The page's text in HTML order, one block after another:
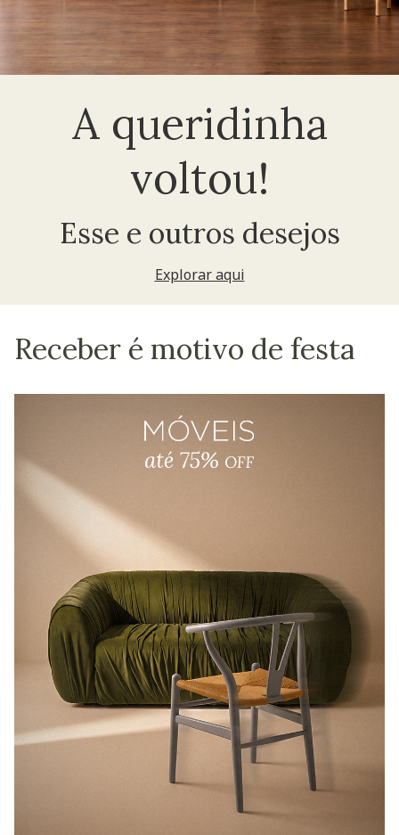
A queridinha
voltou!
Esse e outros desejos
Explorar aqui
Receber é motivo de festa